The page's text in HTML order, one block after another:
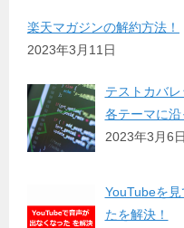
楽天マガジンの解約方法！
2023年3月11日
テストカバ
各テーマに沿
2023年3月6日
YouTubeを
たを解決！